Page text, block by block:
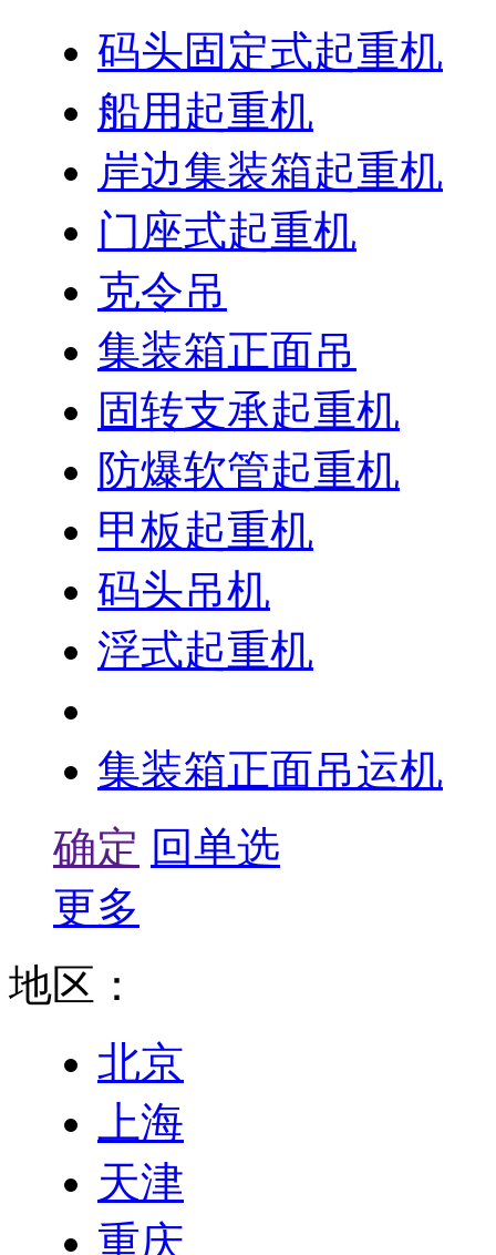
码头固定式起重机
船用起重机
岸边集装箱起重机
门座式起重机
克令吊
集装箱正面吊
固转支承起重机
防爆软管起重机
甲板起重机
码头吊机
浮式起重机
集装箱正面吊运机
确定 回单选
更多
地区：
北京
上海
天津
重庆